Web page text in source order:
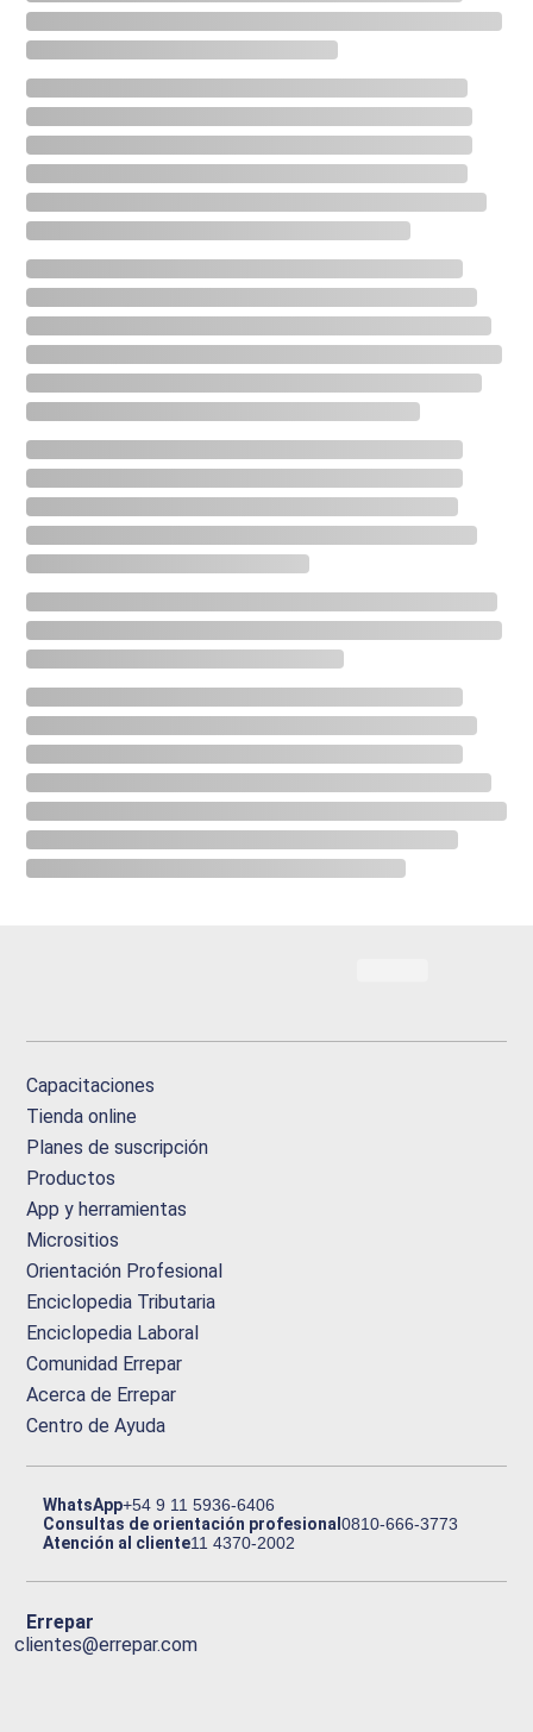
Capacitaciones
Tienda online
Planes de suscripción
Productos
App y herramientas
Micrositios
Orientación Profesional
Enciclopedia Tributaria
Enciclopedia Laboral
Comunidad Errepar
Acerca de Errepar
Centro de Ayuda
WhatsApp+54 9 11 5936-6406
Consultas de orientación profesional0810-666-3773
Atención al cliente11 4370-2002
Errepar
clientes@errepar.com